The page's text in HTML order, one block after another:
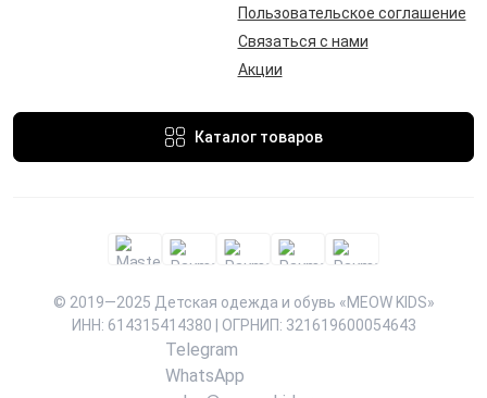
Пользовательское соглашение
Связаться с нами
Акции
Каталог товаров
© 2019—2025 Детская одежда и обувь «MEOW KIDS»
ИНН: 614315414380 | ОГРНИП: 321619600054643
Telegram
WhatsApp